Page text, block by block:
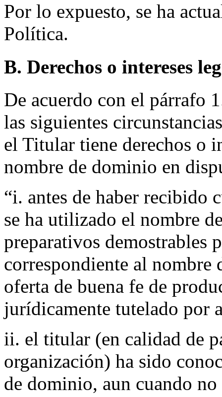
Por lo expuesto, se ha
Política.
B. Derechos o intereses
De acuerdo con el párrafo
las siguientes
el Titular tiene derechos o
nombre de dominio en
“i. antes de haber recibido
se ha utilizado el nombre
preparativos demostrables
correspondiente al
oferta de buena fe de
jurídicamente tutelado por
ii. el titular (en calidad de
organización) ha sido
de dominio, aun cuando